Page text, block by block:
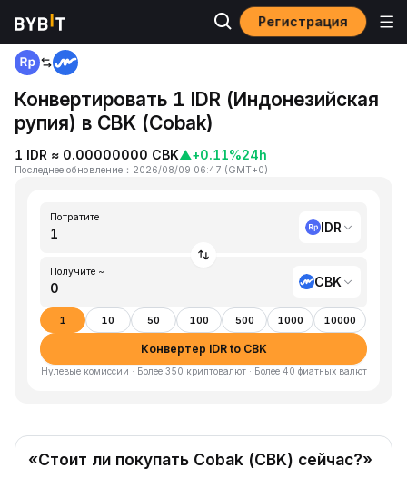
Регистрация
Главная
Конвертировать 1 IDR (Индонезийская
рупия) в CBK (Cobak)
1 IDR ≈ 0.00000000 CBK▲+0.11%24h
Последнее обновление ： 2026/08/09 06:47 (GMT+0)
Потратите
IDR
Получите ~
CBK
1 10 50 100 500 1000 10000
Конвертер IDR to CBK
Нулевые комиссии · Более 350 криптовалют · Более 40 фиатных валют
«Стоит ли покупать Cobak (CBK) сейчас?»